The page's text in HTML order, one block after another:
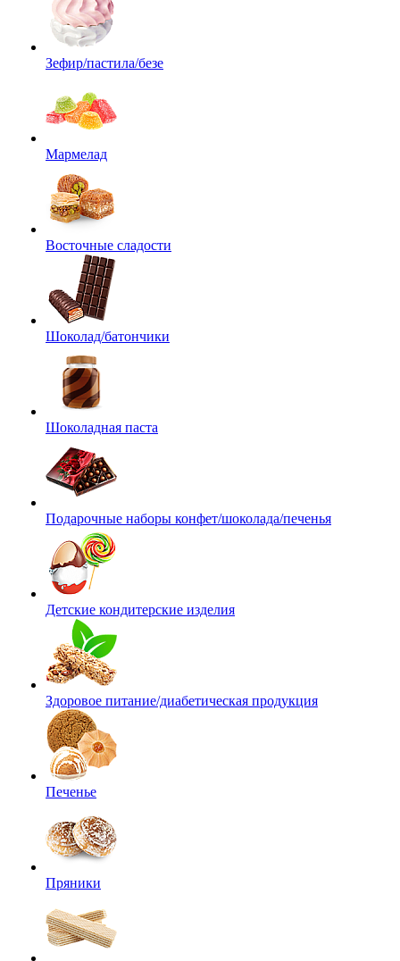
Зефир/пастила/безе
Мармелад
Восточные сладости
Шоколад/батончики
Шоколадная паста
Подарочные наборы конфет/шоколада/печенья
Детские кондитерские изделия
Здоровое питание/диабетическая продукция
Печенье
Пряники